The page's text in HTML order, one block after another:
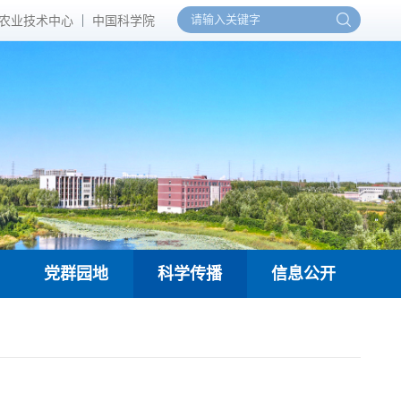
业技术中心 中国科学院
党群园地 科学传播 信息公开